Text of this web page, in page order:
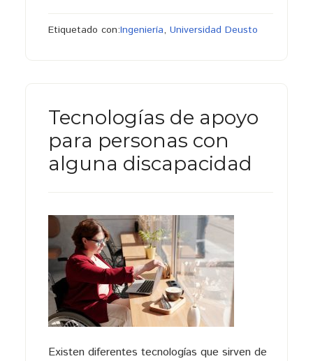
Etiquetado con:Ingeniería, Universidad Deusto
Tecnologías de apoyo
para personas con
alguna discapacidad
Existen diferentes tecnologías que sirven de